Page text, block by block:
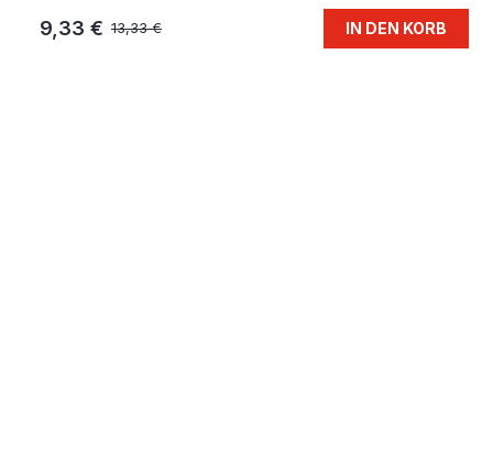
13,33 €
9,33 € IN DEN KORB